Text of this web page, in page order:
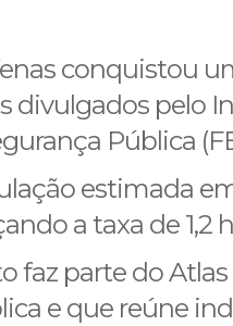
conquistou
divulgados pelo
Pública
estimada
a taxa de
faz parte do
e que reúne